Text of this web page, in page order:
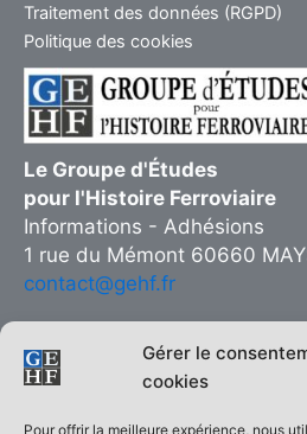
Gérer le
cookies
Pour offrir la meilleure expérience, nous
Traitement des données (RGPD)
Politique des cookies
Le Groupe d'Études
pour l'Histoire Ferroviaire
Informations - Adhésions
1 rue du Mémont 60660
contact@gehf.fr
Copie interdite © 2026 Groupe